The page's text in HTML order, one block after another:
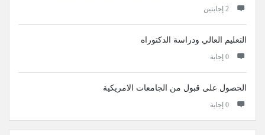
‫2 إجابتين
التعليم العالي ودراسة الدكتوراه
‫0 إجابة
الحصول على قبول من الجامعات الامريكية
‫0 إجابة